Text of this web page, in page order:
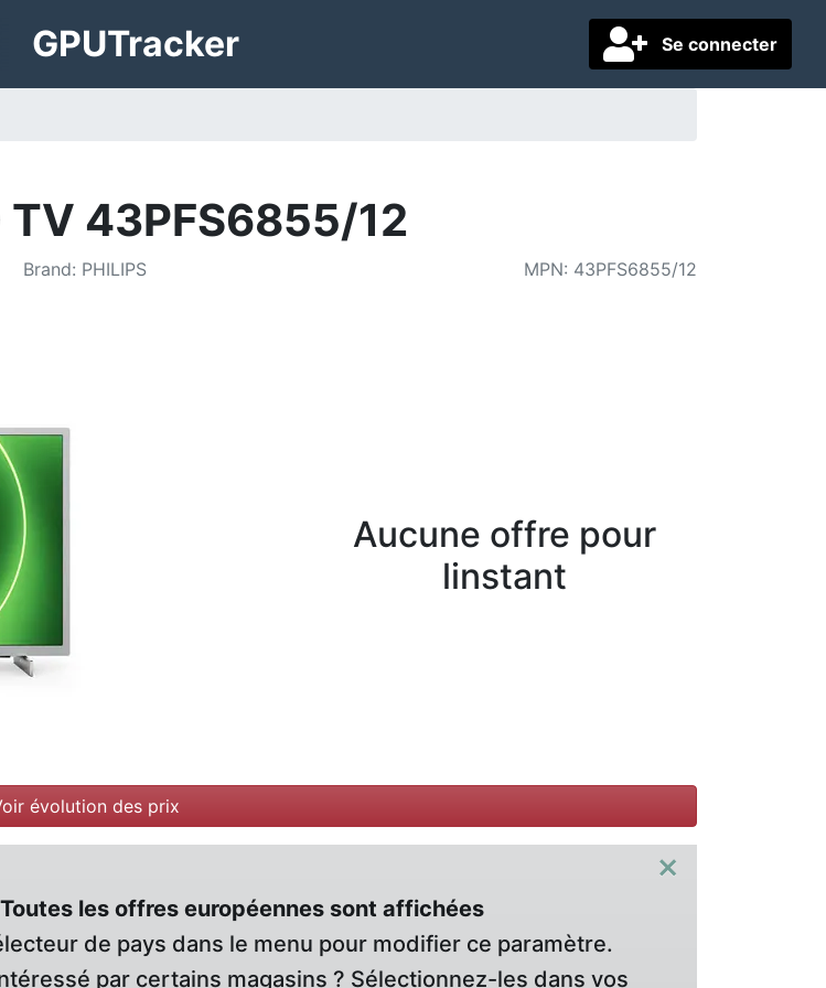
Se connecter
GPUTracker
TV 43PFS6855/12
Brand: PHILIPS MPN: 43PFS6855/12
Aucune offre pour
linstant
évolution des prix
×
Toutes les offres européennes sont affichées
de pays dans le menu pour modifier ce paramètre.
par certains magasins ? Sélectionnez-les dans vos